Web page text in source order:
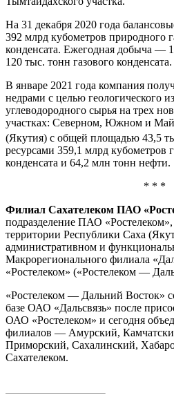
На 31 декабря 2020 года
392 млрд кубометров природного
конденсата. Ежегодная добыча —
120 тыс. тонн газового конденсата.
В январе 2021 года компания
недрами с целью геологического
углеводородного сырья на трех
участках: Северном, Южном и
(Якутия) с общей площадью 43,5
ресурсами 359,1 млрд кубометров
конденсата и 64,2 млн тонн нефти.
* * *
Филиал Сахателеком ПАО
подразделение ПАО «Ростелеком»,
территории Республики Саха
административном и
Макрорегионального филиала
«Ростелеком» («Ростелеком —
«Ростелеком — Дальний Восток»
базе ОАО «Дальсвязь» после
ОАО «Ростелеком» и сегодня
филиалов — Амурский,
Приморский, Сахалинский,
Сахателеком.